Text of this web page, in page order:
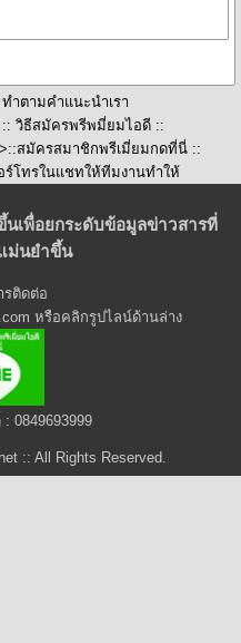
ำตามคำแนะนำเรา
:: วิธีสมัครพรีพมี่ยมไอดี ::
สมัครสมาชิกพรีเมี่ยมกดที่นี่ ::
ร์โทรในแชทให้ทีมงานทำให้
เพื่อยกระดับข้อมูลข่าวสารที่
ม่นยำขึ้น
รติดต่อ
หรือคลิกรูปไลน์ด้านล่าง
0849693999
:: All Rights Reserved.